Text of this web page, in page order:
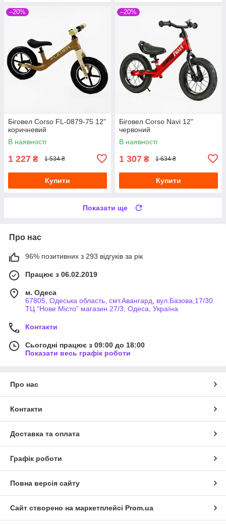
–20%
Біговел Corso FL-0879-75 12"
коричневий
В наявності
1 227 ₴ 1 534 ₴
Купити
–20%
Біговел Corso Navi 12"
червоний
В наявності
1 307 ₴ 1 634 ₴
Купити
Показати ще
Про нас
96% позитивних з 293 відгуків за рік
Працює з 06.02.2019
м. Одеса
67805, Одеська область, смт.Авангард, вул.Базова,17/30
ТЦ “Нове Місто” магазин 27/3, Одеса, Україна
Контакти
Сьогодні працює з 09:00 до 18:00
Показати весь графік роботи
Про нас
Контакти
Доставка та оплата
Графік роботи
Повна версія сайту
Сайт створено на маркетплейсі Prom.ua